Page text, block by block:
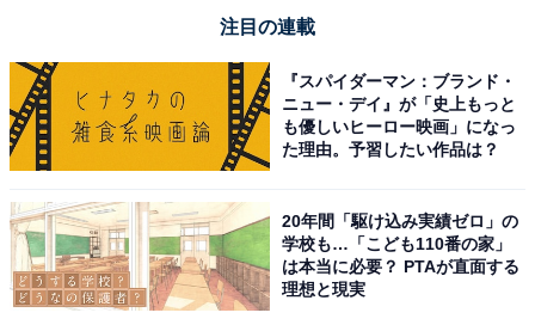
注目の連載
『スパイダーマン：ブランド・
ニュー・デイ』が「史上もっと
も優しいヒーロー映画」になっ
た理由。予習したい作品は？
20年間「駆け込み実績ゼロ」の
学校も…「こども110番の家」
は本当に必要？ PTAが直面する
理想と現実